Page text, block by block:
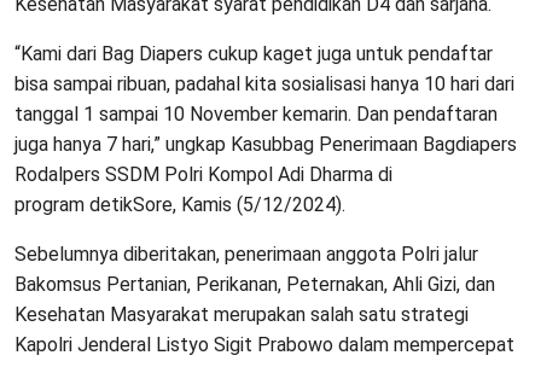
“Kami dari Bag Diapers cukup kaget juga untuk pendaftar
bisa sampai ribuan, padahal kita sosialisasi hanya 10 hari dari
tanggal 1 sampai 10 November kemarin. Dan pendaftaran
juga hanya 7 hari,” ungkap Kasubbag Penerimaan Bagdiapers
Rodalpers SSDM Polri Kompol Adi Dharma di
program detikSore, Kamis (5/12/2024).
Sebelumnya diberitakan, penerimaan anggota Polri jalur
Bakomsus Pertanian, Perikanan, Peternakan, Ahli Gizi, dan
Kesehatan Masyarakat merupakan salah satu strategi
Kapolri Jenderal Listyo Sigit Prabowo dalam mempercepat